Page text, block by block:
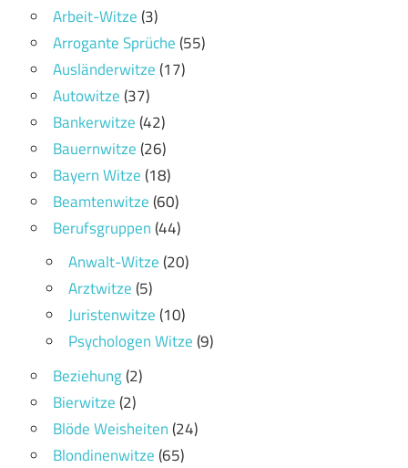
Arbeit-Witze(3)
Arrogante Sprüche(55)
Ausländerwitze(17)
Autowitze(37)
Bankerwitze(42)
Bauernwitze(26)
Bayern Witze(18)
Beamtenwitze(60)
Berufsgruppen(44)
Anwalt-Witze(20)
Arztwitze(5)
Juristenwitze(10)
Psychologen Witze(9)
Beziehung(2)
Bierwitze(2)
Blöde Weisheiten(24)
Blondinenwitze(65)